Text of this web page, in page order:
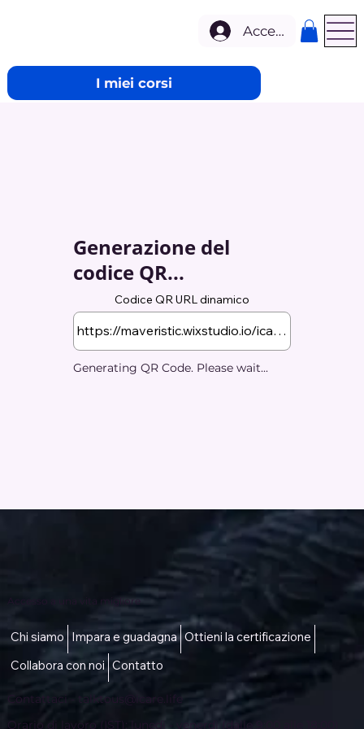
I miei corsi
Accedi
Generazione del
codice QR...
Codice QR URL dinamico
Generating QR Code. Please wait...
Accesso a una vita migliore
Contattaci - talktous@icare.life
Chi siamo Impara e guadagna Ottieni la certificazione
Collabora con noi Contatto
Orario di lavoro (IST): lunedì - venerdì (dalle 9:00 alle 18:00)